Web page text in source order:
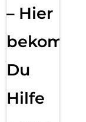
– Hier
bekommst
Du
Hilfe